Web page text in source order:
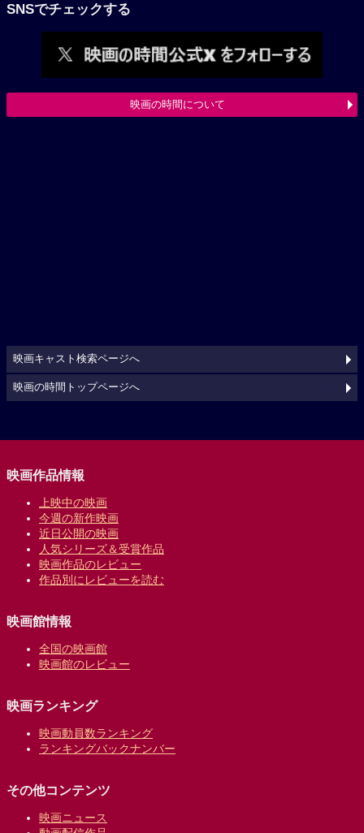
SNSでチェックする
映画の時間について
映画キャスト検索ページへ
映画の時間トップページへ
映画作品情報
上映中の映画
今週の新作映画
近日公開の映画
人気シリーズ＆受賞作品
映画作品のレビュー
作品別にレビューを読む
映画館情報
全国の映画館
映画館のレビュー
映画ランキング
映画動員数ランキング
ランキングバックナンバー
その他コンテンツ
映画ニュース